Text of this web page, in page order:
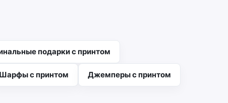
подарки с принтом
Шарфы с принтом Джемперы с принтом